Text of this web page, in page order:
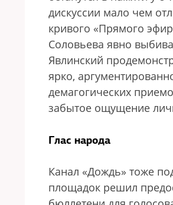
дискуссии мало чем
кривого «Прямого
Соловьева явно
Явлинский
ярко,
демагогических
забытое ощущение
Глас народа
Канал «Дождь» тоже
площадок решил